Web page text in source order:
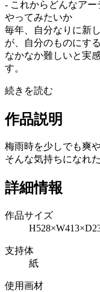
- これからどんなア
やってみたいか
毎年、自分なりに新
が、自分のものにす
なかなか難しいと実
す。
続きを読む
作品説明
梅雨時を少しでも爽
そんな気持ちになれ
詳細情報
作品サイズ
支持体
紙
使用画材